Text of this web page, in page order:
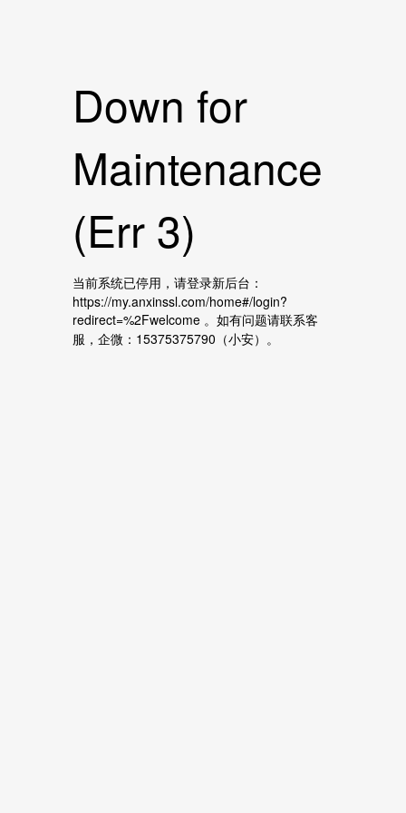
Down for
Maintenance
(Err 3)
当前系统已停用，请登录新后台：
https://my.anxinssl.com/home#/login?
redirect=%2Fwelcome 。如有问题请联系客
服，企微：15375375790（小安）。